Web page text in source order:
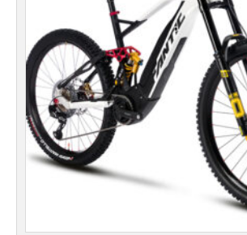
auf.
Die
Optionen
können
auf
der
gewählt
werden